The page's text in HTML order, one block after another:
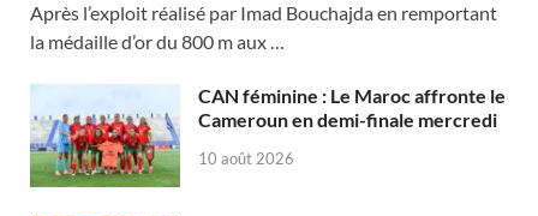
Après l’exploit réalisé par Imad Bouchajda en remportant
la médaille d’or du 800 m aux …
CAN féminine : Le Maroc affronte le
Cameroun en demi-finale mercredi
10 août 2026